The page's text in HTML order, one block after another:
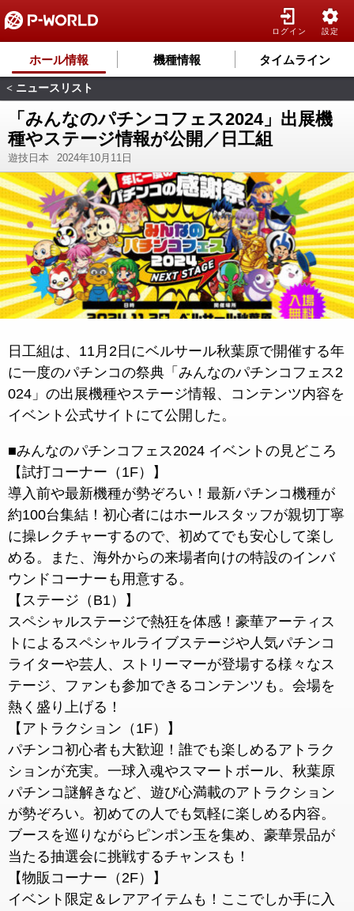
ログイン 設定
ホール情報 機種情報 タイムライン
< ニュースリスト
「みんなのパチンコフェス2024」出展機
種やステージ情報が公開／日工組
遊技日本 2024年10月11日
日工組は、11月2日にベルサール秋葉原で開催する年
に一度のパチンコの祭典「みんなのパチンコフェス2
024」の出展機種やステージ情報、コンテンツ内容を
イベント公式サイトにて公開した。
■みんなのパチンコフェス2024 イベントの見どころ
【試打コーナー（1F）】
導入前や最新機種が勢ぞろい！最新パチンコ機種が
約100台集結！初心者にはホールスタッフが親切丁寧
に操レクチャーするので、初めてでも安心して楽し
める。また、海外からの来場者向けの特設のインバ
ウンドコーナーも用意する。
【ステージ（B1）】
スペシャルステージで熱狂を体感！豪華アーティス
トによるスペシャルライブステージや人気パチンコ
ライターや芸人、ストリーマーが登場する様々なス
テージ、ファンも参加できるコンテンツも。会場を
熱く盛り上げる！
【アトラクション（1F）】
パチンコ初心者も大歓迎！誰でも楽しめるアトラク
ションが充実。一球入魂やスマートボール、秋葉原
パチンコ謎解きなど、遊び心満載のアトラクション
が勢ぞろい。初めての人でも気軽に楽しめる内容。
ブースを巡りながらピンポン玉を集め、豪華景品が
当たる抽選会に挑戦するチャンスも！
【物販コーナー（2F）】
イベント限定＆レアアイテムも！ここでしか手に入